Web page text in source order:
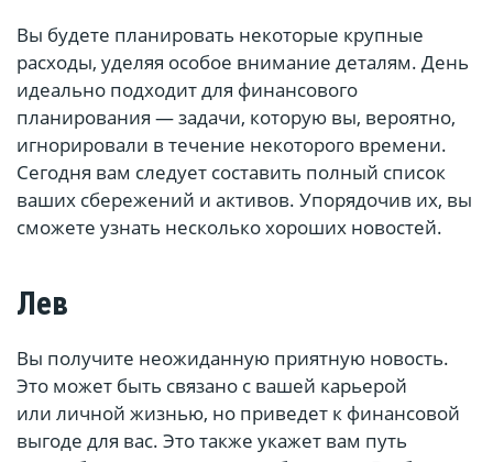
Вы будете планировать некоторые крупные
расходы, уделяя особое внимание деталям. День
идеально подходит для финансового
планирования — задачи, которую вы, вероятно,
игнорировали в течение некоторого времени.
Сегодня вам следует составить полный список
ваших сбережений и активов. Упорядочив их, вы
сможете узнать несколько хороших новостей.
Лев
Вы получите неожиданную приятную новость.
Это может быть связано с вашей карьерой
или личной жизнью, но приведет к финансовой
выгоде для вас. Это также укажет вам путь